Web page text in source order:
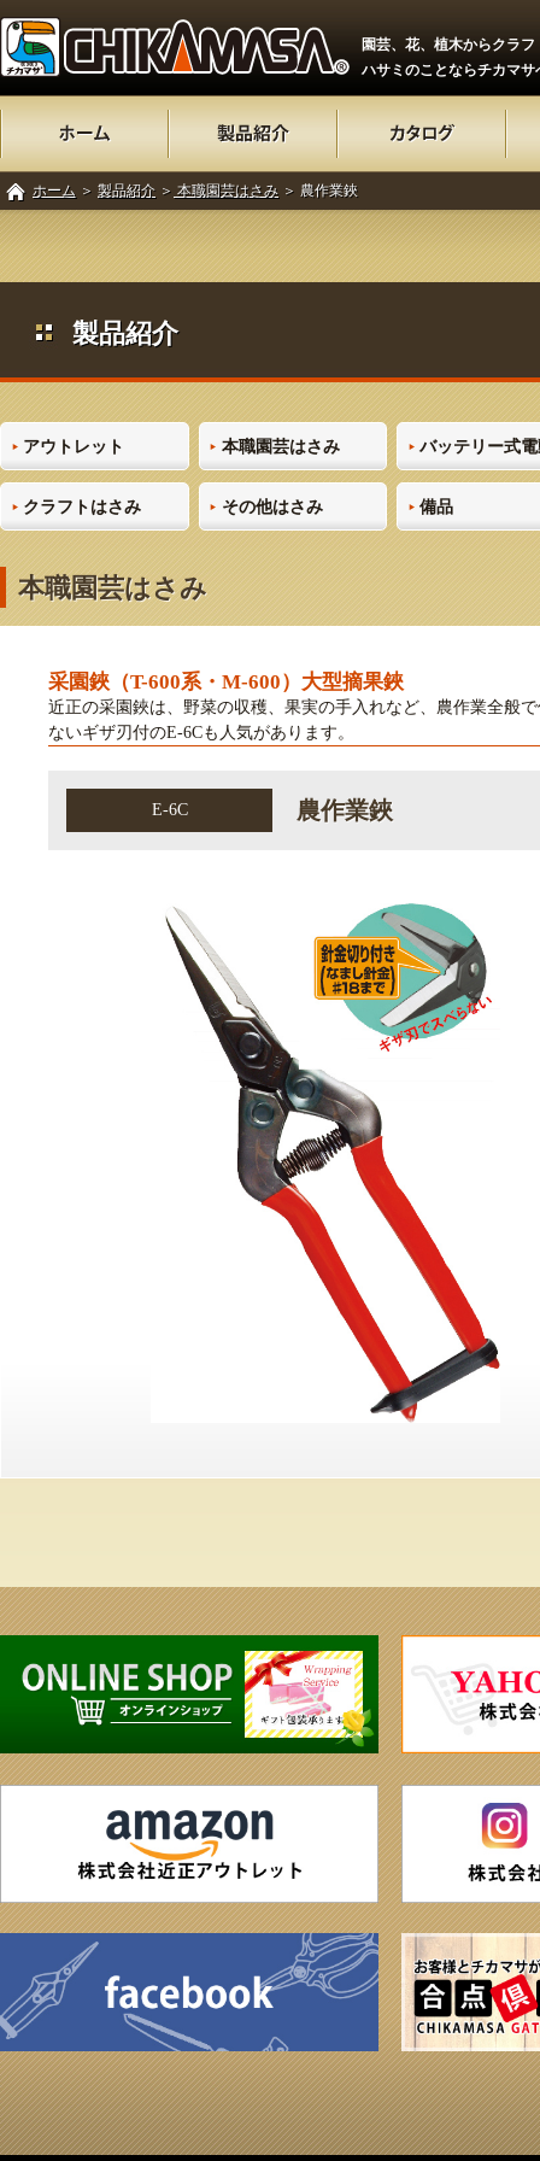
園芸、花、植木からクラフ
ハサミのことならチカマサ
ホーム ＞ 製品紹介 ＞ 本職園芸はさみ ＞ 農作業鋏
製品紹介
アウトレット 本職園芸はさみ バッテリー式
クラフトはさみ その他はさみ 備品
本職園芸はさみ
采園鋏（T-600系・M-600）大型摘果鋏
近正の采園鋏は、野菜の収穫、果実の手入れなど、農作業全般
ないギザ刃付のE-6Cも人気があります。
E-6C 農作業鋏